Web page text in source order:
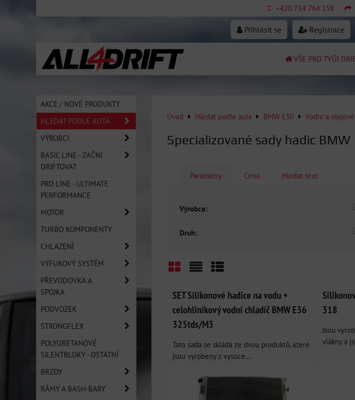
+420 734 764 158
Přihlásit se Registrace
VŠE PRO TVŮJ
Úvod Hledat podle auta BMW E30 Vodní a
Specializované sady hadic BMW
Parametry Cena Hledat text
Výrobce:
Druh:
SET Silikonové hadice na vodu +
celohlinikový vodní chladič BMW E36
325tds/M3
Tato sada se skládá ze dvou produktů, které
jsou vyrobeny z vysoce...
318
Jsou
vlákny a
AKCE / NOVÉ PRODUKTY
HLEDAT PODLE AUTA
VÝROBCI
BASIC LINE - ZAČNI
DRIFTOVAT
PRO LINE - ULTIMATE
PERFORMANCE
MOTOR
TURBO KOMPONENTY
CHLAZENÍ
VÝFUKOVÝ SYSTÉM
PŘEVODOVKA A
SPOJKA
PODVOZEK
STRONGFLEX
POLYURETANOVÉ
SILENTBLOKY - OSTATNÍ
BRZDY
RÁMY A BASH-BARY